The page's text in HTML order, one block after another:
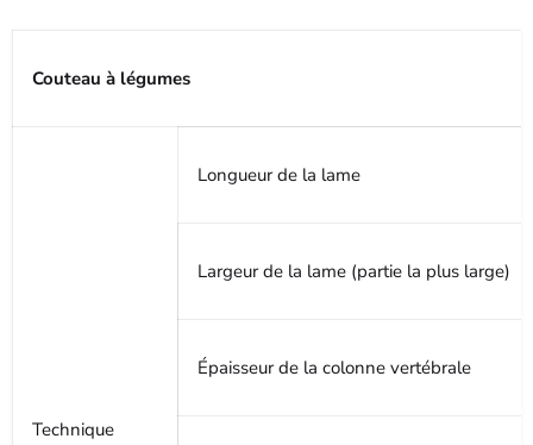
Couteau à légumes
Technique
Longueur de la lame
Largeur de la lame (partie la plus large)
Épaisseur de la colonne vertébrale